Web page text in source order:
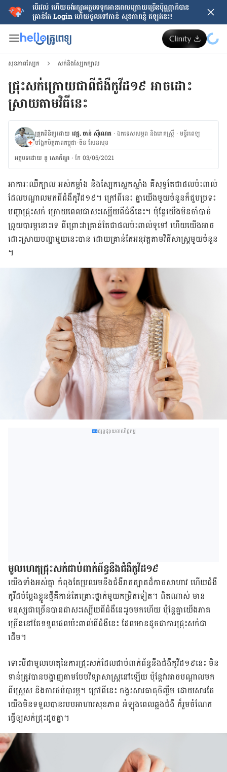
បើរវល់ ហើយចង់​រក្សាអត្ថបទទុកអានពេលក្រោយ​ច្រើនប៉ុណ្ណាក៏បាន
គ្រាន់តែ​ Login ហើយចូលទៅកាន់ សុខភាពខ្ញុំ ឥឡូវនេះ!
សុខភាពស្បែក សក់និងស្បែកក្បាល
ជ្រុះ​សក់​ក្រោយជាពីជំងឺ​កូវីដ​​១៩ អាច​ដោះ
ស្រាយ​តាម​វិធី​នេះ​​​​​​​​​​​​​
ត្រួតពិនិត្យដោយ វេជ្ជ. ចាន់ ស៊ីណេត ·ឯកទេសសម្ភព និងរោគស្ត្រី ·ម​ន្ទីរពេទ្យ
បង្អែកមិត្តភាពកម្ពុជា-ចិន សែនសុខ
អត្ថបទ​ដោយ នូ សោភ័ណ្ឌ ·កែ 03/05/2021
​អាការៈ​ឈឺ​ក្បាល​ អស់​កម្លាំង​ និង​ស្បែក​ស្លេកស្លាំង​​ គឺ​សុទ្ធ​តែ​ជា​ផល​ប៉ះពាល់​
ដែល​បណ្ដាល​មក​ពី​ជំងឺ​កូវីដ​១៩​។​ ក្រៅ​ពី​នេះ​ គ្នា​យើង​មួយ​ចំនួន​ក៏​ជួប​ប្រទះ​
បញ្ហា​ជ្រុះ​សក់​ ក្រោយ​ពេល​ជា​សះ​ស្បើយ​ពី​ជំងឺ​នេះ​​។​ ប៉ុន្តែ​យើង​មិន​ចាំបាច់​
ព្រួយ​បារម្ភ​នោះ​ទេ ពីព្រោះ​​វា​គ្រាន់​តែ​ជា​ផល​ប៉ះពាល់​ទូទៅ​ ហើយ​​យើង​អាច​
ដោះស្រាយ​​បញ្ហា​មួយ​នេះ​បាន​ ដោយ​គ្រាន់​តែ​អនុវត្ត​តាម​វិធីសាស្ត្រ​មួយ​ចំនួន​
។
ផ្សព្វផ្សាយពាណិជ្ជកម្ម
​មូលហេតុ​​​ជ្រុះ​សក់​ជាប់​ពាក់ព័ន្ធ​នឹង​​​ជំងឺ​កូវីដ១៩
​​យើង​ទាំង​អស់​គ្នា​ កំពុង​តែ​​ប្រឈម​នឹង​ជំងឺ​រាតត្បាត​ដ៏​កាច​​សាហាវ​ ហើយ​ជំងឺ​
កូវីដ​បំប្លែង​ខ្លួន​ថ្មី​គឺ​កាន់​តែ​គ្រោះថ្នាក់​មួយ​កម្រិត​ទៀត​។​ ពិត​ណាស់​ មាន​​
មនុស្ស​ជា​ច្រើន​បាន​​ជា​សះ​ស្បើយ​ពី​ជំងឺ​​នេះ​​​រួច​មក​ហើយ​​ ប៉ុន្តែ​គ្នា​យើង​ភាគ​
ច្រើន​នៅ​តែ​ទទួល​ផល​ប៉ះពាល់​​​​​ពី​ជំងឺ​នេះ​ ​ដែល​មាន​ដូចជា​ការ​​ជ្រុះ​សក់​ជា​
ដើម​។
​ទោះ​បី​ជា​មូលហេតុ​នៃ​ការ​ជ្រុះ​សក់​ដែល​ជាប់​ពាក់ព័ន្ធ​នឹង​​ជំងឺ​កូវីដ​១៩​នេះ​ មិន​
ទាន់​​ត្រូវ​បាន​បង្ហាញ​តាម​បែប​វិទ្យាសាស្ត្រ​នៅ​ឡើយ​ ប៉ុន្តែ​វា​អាច​បណ្ដាល​មក​
ពី​ស្រ្តេស​ និង​ការ​ថប់បារម្ភ​។​ ក្រៅ​ពី​នេះ​ កង្វះ​សារធាតុ​ចិញ្ចឹម​ ដោយ​សារ​តែ​
យើង​មិន​ទទួល​បាន​របប​អាហារ​សុខភាព​ អំឡុង​ពេល​ឆ្លង​ជំងឺ ​ក៏​រួម​ចំណែក​
ធ្វើ​ឲ្យ​សក់​ជ្រុះ​ដូច​គ្នា​។